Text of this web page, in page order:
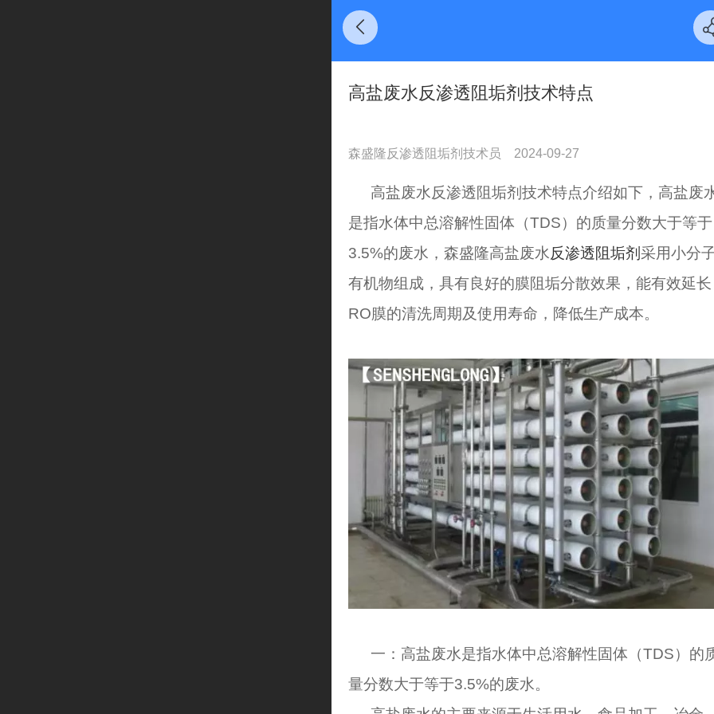
高盐废水反渗透阻垢剂技术特点
森盛隆反渗透阻垢剂技术员 2024-09-27
高盐废水反渗透阻垢剂技术特点介绍如下，高盐废
是指水体中总溶解性固体（TDS）的质量分数大于等于
3.5%的废水，森盛隆高盐废水反渗透阻垢剂采用小分
有机物组成，具有良好的膜阻垢分散效果，能有效延长
RO膜的清洗周期及使用寿命，降低生产成本。
一：高盐废水是指水体中总溶解性固体（TDS）的
量分数大于等于3.5%的废水。